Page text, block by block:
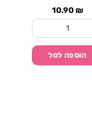
10.90₪
כמות של סט צלחות
הוספה לסל